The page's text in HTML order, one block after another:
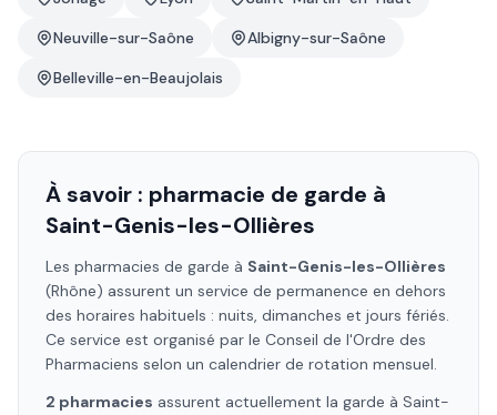
Neuville-sur-Saône
Albigny-sur-Saône
Belleville-en-Beaujolais
À savoir : pharmacie de garde à
Saint-Genis-les-Ollières
Les pharmacies de garde à Saint-Genis-les-Ollières
(Rhône) assurent un service de permanence en dehors
des horaires habituels : nuits, dimanches et jours fériés.
Ce service est organisé par le Conseil de l'Ordre des
Pharmaciens selon un calendrier de rotation mensuel.
2 pharmacies assurent actuellement la garde à Saint-